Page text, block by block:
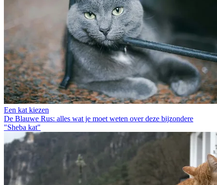
Een kat kiezen
De Blauwe Rus: alles wat je moet weten over deze bijzondere
"Sheba kat"